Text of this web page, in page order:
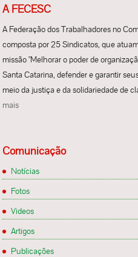
A FECESC
A Federação dos Trabalhadores no
composta por 25 Sindicatos, que
missão "Melhorar o poder de
Santa Catarina, defender e garantir
meio da justiça e da solidariedade de
mais
Comunicação
Notícias
Fotos
Videos
Artigos
Publicações